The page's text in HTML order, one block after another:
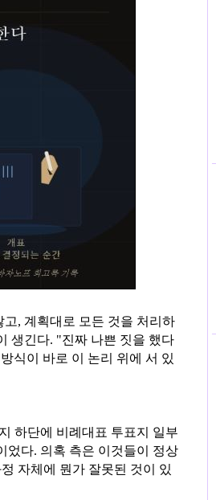
, 계획대로 모든 것을 처리하
생긴다. "진짜 나쁜 짓을 했다
식이 바로 이 논리 위에 서 있
하단에 비례대표 투표지 일부
었다. 의혹 측은 이것들이 정상
자체에 뭔가 잘못된 것이 있